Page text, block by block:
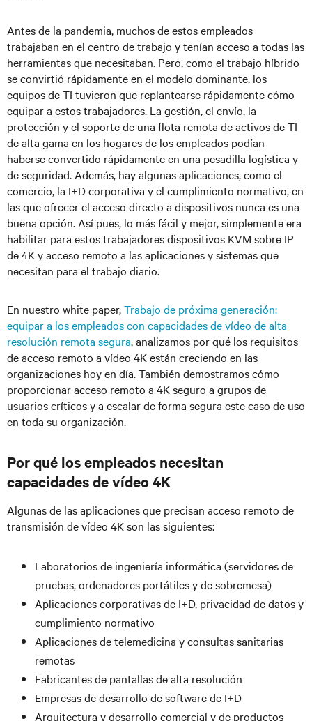
Antes de la pandemia, muchos de estos empleados
trabajaban en el centro de trabajo y tenían acceso a todas las
herramientas que necesitaban. Pero, como el trabajo híbrido
se convirtió rápidamente en el modelo dominante, los
equipos de TI tuvieron que replantearse rápidamente cómo
equipar a estos trabajadores. La gestión, el envío, la
protección y el soporte de una flota remota de activos de TI
de alta gama en los hogares de los empleados podían
haberse convertido rápidamente en una pesadilla logística y
de seguridad. Además, hay algunas aplicaciones, como el
comercio, la I+D corporativa y el cumplimiento normativo, en
las que ofrecer el acceso directo a dispositivos nunca es una
buena opción. Así pues, lo más fácil y mejor, simplemente era
habilitar para estos trabajadores dispositivos KVM sobre IP
de 4K y acceso remoto a las aplicaciones y sistemas que
necesitan para el trabajo diario.
En nuestro white paper,Trabajo de próxima generación:
equipar a los empleados con capacidades de vídeo de alta
resolución remota segura, analizamos por qué los requisitos
de acceso remoto a vídeo 4K están creciendo en las
organizaciones hoy en día. También demostramos cómo
proporcionar acceso remoto a 4K seguro a grupos de
usuarios críticos y a escalar de forma segura este caso de uso
en toda su organización.
Por qué los empleados necesitan
capacidades de vídeo 4K
Algunas de las aplicaciones que precisan acceso remoto de
transmisión de vídeo 4K son las siguientes:
Laboratorios de ingeniería informática (servidores de
pruebas, ordenadores portátiles y de sobremesa)
Aplicaciones corporativas de I+D, privacidad de datos y
cumplimiento normativo
Aplicaciones de telemedicina y consultas sanitarias
remotas
Fabricantes de pantallas de alta resolución
Empresas de desarrollo de software de I+D
Arquitectura y desarrollo comercial y de productos